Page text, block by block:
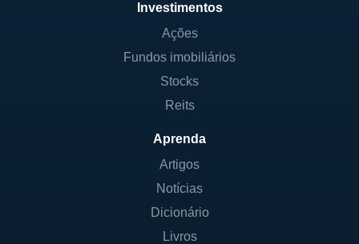
Investimentos
Ações
Fundos imobiliários
Stocks
Reits
Aprenda
Artigos
Notícias
Dicionário
Livros